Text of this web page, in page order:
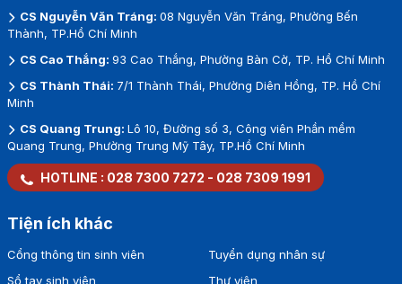
CS Nguyễn Văn Tráng: 08 Nguyễn Văn Tráng, Phường Bến
Thành, TP.Hồ Chí Minh
CS Cao Thắng: 93 Cao Thắng, Phường Bàn Cờ, TP. Hồ Chí Minh
CS Thành Thái: 7/1 Thành Thái, Phường Diên Hồng, TP. Hồ Chí
Minh
CS Quang Trung: Lô 10, Đường số 3, Công viên Phần mềm
Quang Trung, Phường Trung Mỹ Tây, TP.Hồ Chí Minh
HOTLINE : 028 7300 7272 - 028 7309 1991
Tiện ích khác
Cổng thông tin sinh viên
Sổ tay sinh viên
Tuyển dụng nhân sự
Thư viện